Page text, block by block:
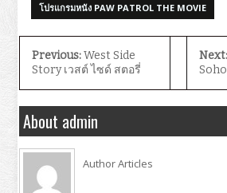
โปรแกรมหนัง PAW PATROL THE MOVIE
Previous:West Side
Story เวสต์ ไซด์ สตอรี่
Next:
About admin
Author Articles